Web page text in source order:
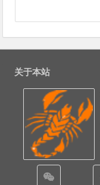
关于本站